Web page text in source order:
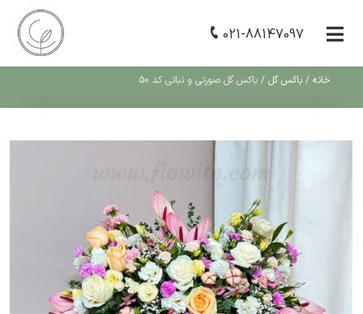
021-88147097
خانه / باکس گل / باکس گل صورتی و نباتی کد 50